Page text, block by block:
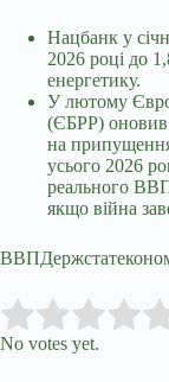
Нацбанк у
2026 році до
енергетику.
У лютому
(ЄБРР) оновив
на
усього 2026
реального
якщо війна
Rate this item:
No votes yet.